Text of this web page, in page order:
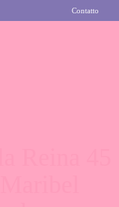
Contatto